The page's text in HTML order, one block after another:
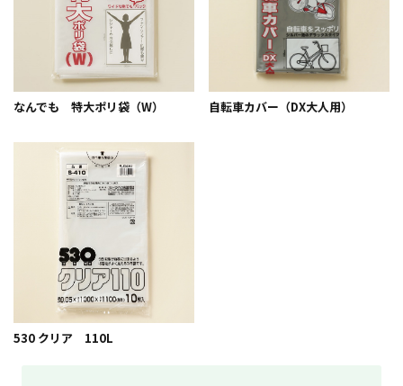
なんでも 特大ポリ袋（W） 自転車カバー（DX大人用）
530 クリア 110L